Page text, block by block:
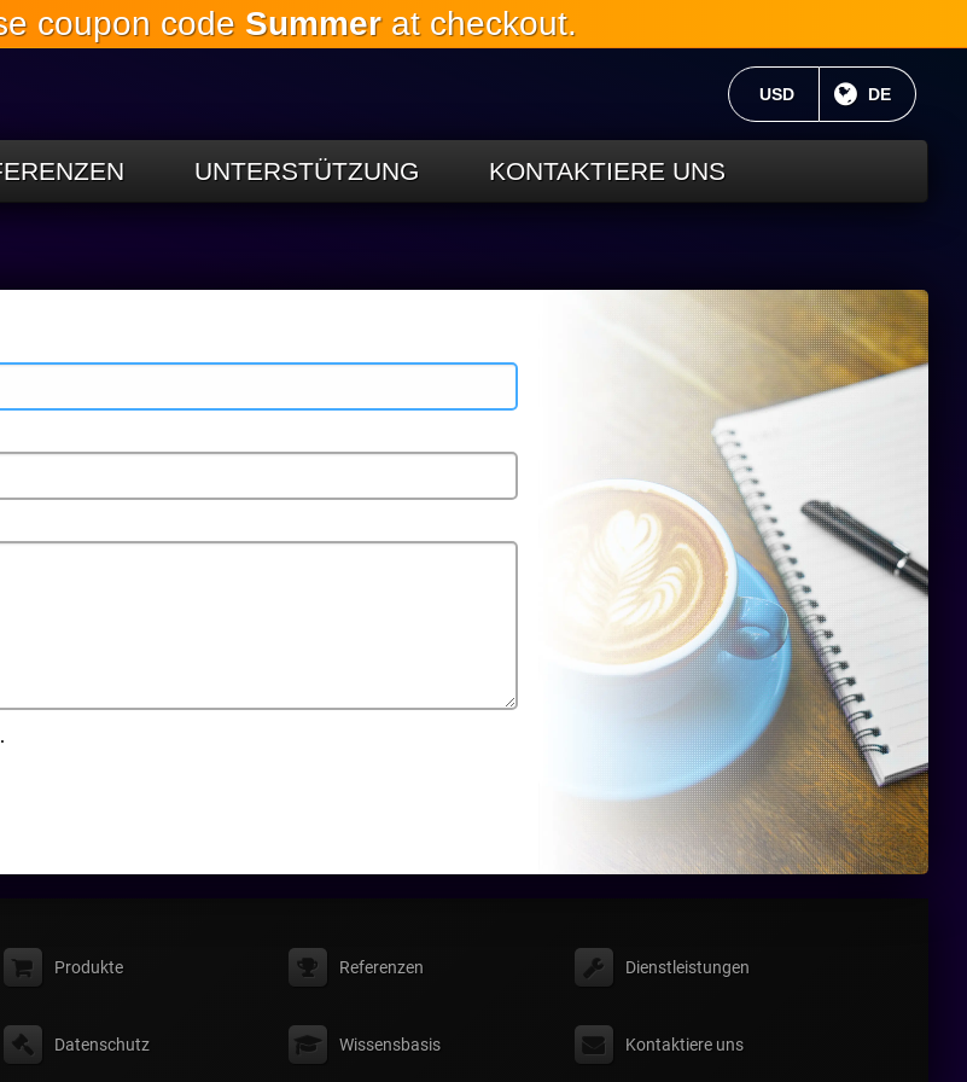
Springe
zum
coupon code Summerat checkout.
AKTUELLE
DE
AKTUELLE WÄHRUNG:
USD
UNTERSTÜTZUNG KONTAKTIERE UNS
Produkte Referenzen Dienstleistungen
Datenschutz Wissensbasis Kontaktiere uns